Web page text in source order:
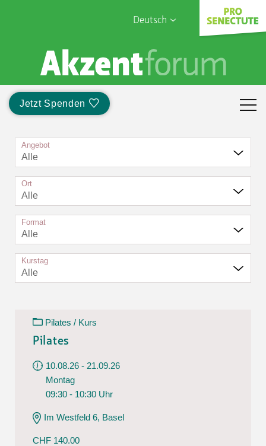
Deutsch
English
Français
Jetzt Spenden
Sophia Care
Angebot
Alle
Ort
Alle
Format
Alle
Kurstag
Alle
Pilates / Kurs
Pilates
10.08.26 - 21.09.26
Montag
09:30 - 10:30 Uhr
Im Westfeld 6, Basel
CHF 140.00